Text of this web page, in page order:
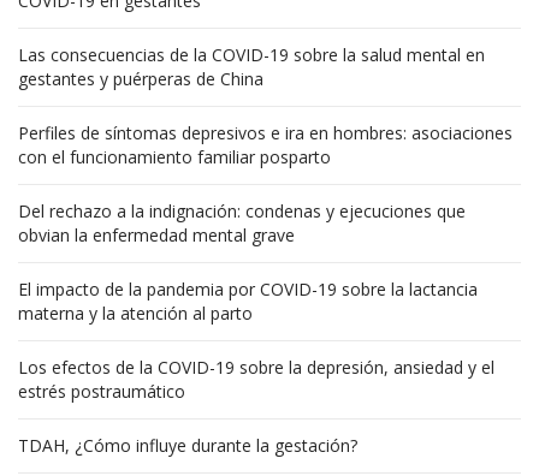
Las consecuencias de la COVID-19 sobre la salud mental en
gestantes y puérperas de China
Perfiles de síntomas depresivos e ira en hombres: asociaciones
con el funcionamiento familiar posparto
Del rechazo a la indignación: condenas y ejecuciones que
obvian la enfermedad mental grave
El impacto de la pandemia por COVID-19 sobre la lactancia
materna y la atención al parto
Los efectos de la COVID-19 sobre la depresión, ansiedad y el
estrés postraumático
TDAH, ¿Cómo influye durante la gestación?